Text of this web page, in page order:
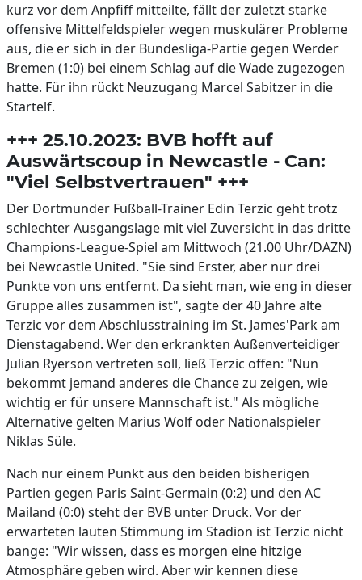
kurz vor dem Anpfiff mitteilte, fällt der zuletzt starke
offensive Mittelfeldspieler wegen muskulärer Probleme
aus, die er sich in der Bundesliga-Partie gegen Werder
Bremen (1:0) bei einem Schlag auf die Wade zugezogen
hatte. Für ihn rückt Neuzugang Marcel Sabitzer in die
Startelf.
+++ 25.10.2023: BVB hofft auf
Auswärtscoup in Newcastle - Can:
"Viel Selbstvertrauen" +++
Der Dortmunder Fußball-Trainer Edin Terzic geht trotz
schlechter Ausgangslage mit viel Zuversicht in das dritte
Champions-League-Spiel am Mittwoch (21.00 Uhr/DAZN)
bei Newcastle United. "Sie sind Erster, aber nur drei
Punkte von uns entfernt. Da sieht man, wie eng in dieser
Gruppe alles zusammen ist", sagte der 40 Jahre alte
Terzic vor dem Abschlusstraining im St. James'Park am
Dienstagabend. Wer den erkrankten Außenverteidiger
Julian Ryerson vertreten soll, ließ Terzic offen: "Nun
bekommt jemand anderes die Chance zu zeigen, wie
wichtig er für unsere Mannschaft ist." Als mögliche
Alternative gelten Marius Wolf oder Nationalspieler
Niklas Süle.
Nach nur einem Punkt aus den beiden bisherigen
Partien gegen Paris Saint-Germain (0:2) und den AC
Mailand (0:0) steht der BVB unter Druck. Vor der
erwarteten lauten Stimmung im Stadion ist Terzic nicht
bange: "Wir wissen, dass es morgen eine hitzige
Atmosphäre geben wird. Aber wir kennen diese